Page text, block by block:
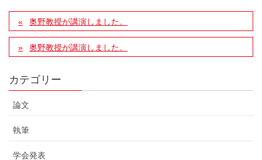
奥野教授が講演しました。
奥野教授が講演しました。
カテゴリー
論文
執筆
学会発表